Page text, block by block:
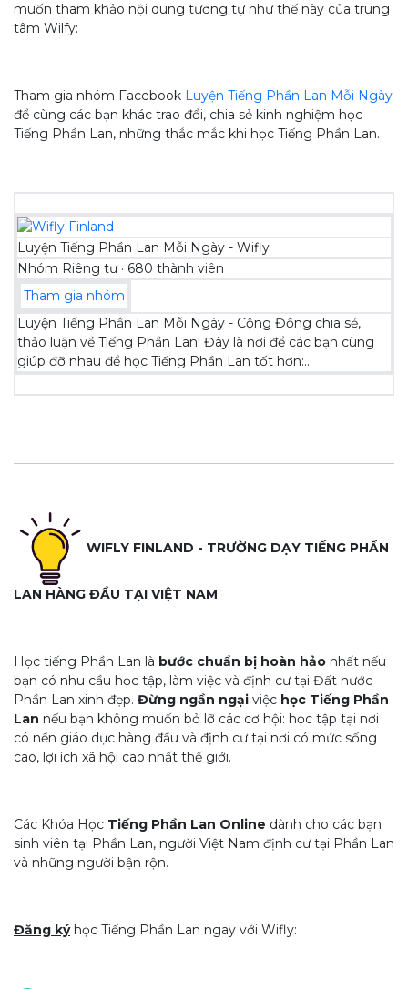
muốn tham khảo nội dung tương tự như thế này của trung
tâm Wilfy:
Tham gia nhóm Facebook Luyện Tiếng Phần Lan Mỗi Ngày
để cùng các bạn khác trao đổi, chia sẻ kinh nghiệm học
Tiếng Phần Lan, những thắc mắc khi học Tiếng Phần Lan.
Luyện Tiếng Phần Lan Mỗi Ngày - Wifly
Nhóm Riêng tư · 680 thành viên
Tham gia nhóm
Luyện Tiếng Phần Lan Mỗi Ngày - Cộng Đồng chia sẻ,
thảo luận về Tiếng Phần Lan! Đây là nơi để các bạn cùng
giúp đỡ nhau để học Tiếng Phần Lan tốt hơn:...
WIFLY FINLAND - TRƯỜNG DẠY TIẾNG PHẦN
LAN HÀNG ĐẦU TẠI VIỆT NAM
Học tiếng Phần Lan là bước chuẩn bị hoàn hảo nhất nếu
bạn có nhu cầu học tập, làm việc và định cư tại Đất nước
Phần Lan xinh đẹp. Đừng ngần ngại việc học Tiếng Phần
Lan nếu bạn không muốn bỏ lỡ các cơ hội: học tập tại nơi
có nền giáo dục hàng đầu và định cư tại nơi có mức sống
cao, lợi ích xã hội cao nhất thế giới.
Các Khóa Học Tiếng Phần Lan Online dành cho các bạn
sinh viên tại Phần Lan, người Việt Nam định cư tại Phần Lan
và những người bận rộn.
Đăng kýhọc Tiếng Phần Lan ngay với Wifly: